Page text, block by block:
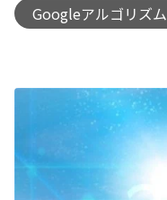
Googleアルゴリズム